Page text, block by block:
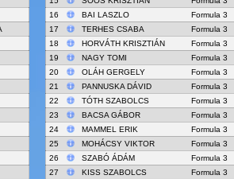
16
BAI LASZLO
Formula 3
17
TERHES CSABA
Formula 3
18
HORVÁTH KRISZTIÁN
Formula 3
19
NAGY TOMI
Formula 3
20
OLÁH GERGELY
Formula 3
21
PANNUSKA DÁVID
Formula 3
22
TÓTH SZABOLCS
Formula 3
23
BACSA GÁBOR
Formula 3
24
MAMMEL ERIK
Formula 3
25
MOHÁCSY VIKTOR
Formula 3
26
SZABÓ ÁDÁM
Formula 3
27
KISS SZABOLCS
Formula 3